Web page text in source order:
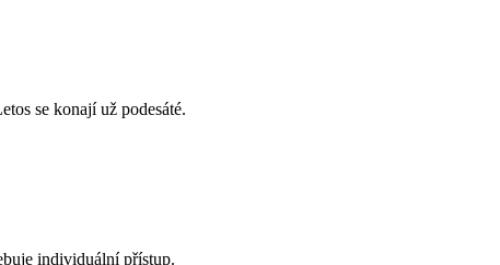
se konají už podesáté.
individuální přístup.